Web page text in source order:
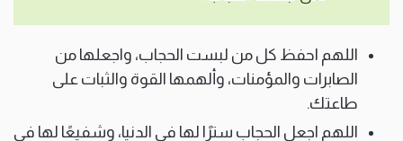
اللهم احفظ كل من لبست الحجاب، واجعلها من
الصابرات والمؤمنات، وألهمها القوة والثبات على
طاعتك.
اللهم اجعل الحجاب سترًا لها في الدنيا، وشفيعًا لها في